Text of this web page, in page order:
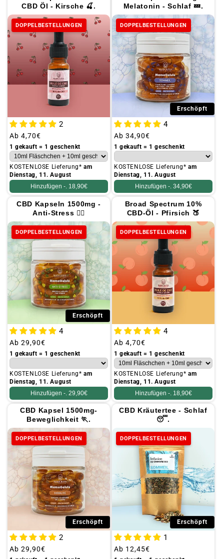
CBD Öl - Kirsche 🍒.
DOPPELBESTELLUNGEN
2
Üblicher
Preis
Ab 4,70€
1 gekauft = 1 geschenkt
KOSTENLOSE Lieferung*am
Dienstag, 11. August
Hinzufügen -. 18,90€
Melatonin - Schlaf 💤.
DOPPELBESTELLUNGEN
Erschöpft
4
Üblicher
Preis
Ab 34,90€
1 gekauft = 1 geschenkt
KOSTENLOSE Lieferung*am
Dienstag, 11. August
Hinzufügen -. 34,90€
CBD Kapseln 1500mg -
Anti-Stress 🧎‍♀️
DOPPELBESTELLUNGEN
Erschöpft
4
Üblicher
Preis
Ab 29,90€
1 gekauft = 1 geschenkt
KOSTENLOSE Lieferung*am
Dienstag, 11. August
Hinzufügen -. 29,90€
Broad Spectrum 10%
CBD-Öl - Pfirsich 🍑
DOPPELBESTELLUNGEN
4
Üblicher
Preis
Ab 4,70€
1 gekauft = 1 geschenkt
KOSTENLOSE Lieferung*am
Dienstag, 11. August
Hinzufügen -. 18,90€
CBD Kapsel 1500mg-
Beweglichkeit 🏃.
DOPPELBESTELLUNGEN
Erschöpft
2
Üblicher
Ab 29,90€
CBD Kräutertee - Schlaf
😴.
DOPPELBESTELLUNGEN
Erschöpft
1
Üblicher
Ab 12,45€